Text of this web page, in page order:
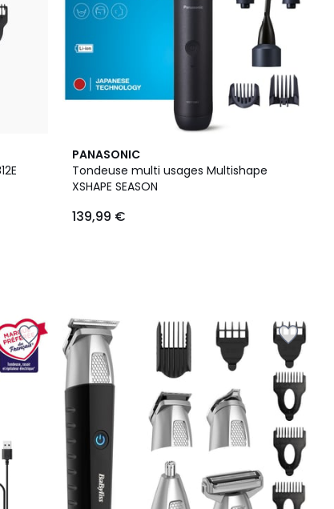
PANASONIC
Tondeuse multi usages Multishape
XSHAPE SEASON
139,99 €